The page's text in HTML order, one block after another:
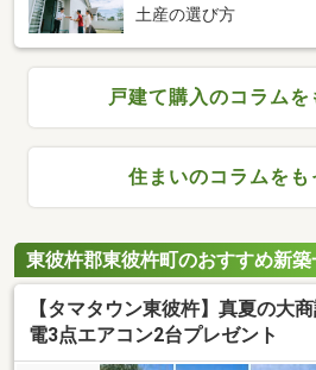
土産の選び方
戸建て購入のコラムを
住まいのコラムをも
東彼杵郡東彼杵町のおすすめ新築
【タマタウン東彼杵】真夏の大
電3点エアコン2台プレゼント